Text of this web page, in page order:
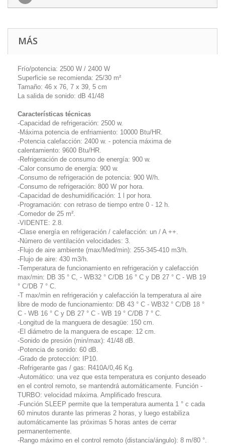
MÁS
Frío/potencia: 2500 W / 2400 W
Superficie se recomienda: 25/30 m²
Tamaño: 46 x 76, 7 x 39, 5 cm
La salida de sonido: dB 41/48
Características técnicas
-Capacidad de refrigeración: 2500 w.
-Máxima potencia de enfriamiento: 10000 Btu/HR.
-Potencia calefacción: 2400 w. - potencia máxima de
calentamiento: 9600 Btu/HR.
-Refrigeración de consumo de energía: 900 w.
-Calor consumo de energía: 900 w.
-Consumo de refrigeración de potencia: 900 W/h.
-Consumo de refrigeración: 800 W por hora.
-Capacidad de deshumidificación: 1 l por hora.
-Programación: con retraso de tiempo entre 0 - 12 h.
-Comedor de 25 m².
-VIDENTE: 2.8.
-Clase energía en refrigeración / calefacción: un / A ++.
-Número de ventilación velocidades: 3.
-Flujo de aire ambiente (max/Med/min): 255-345-410 m3/h.
-Flujo de aire: 430 m3/h.
-Temperatura de funcionamiento en refrigeración y calefacción
max/min: DB 35 ° C, - WB32 ° C/DB 16 ° C y DB 27 ° C - WB 19
° C/DB 7 ° C.
-T max/min en refrigeración y calefacción la temperatura al aire
libre de modo de funcionamiento: DB 43 ° C - WB32 ° C/DB 18 °
C - WB 16 ° C y DB 27 ° C - WB 19 ° C/DB 7 ° C.
-Longitud de la manguera de desagüe: 150 cm.
-El diámetro de la manguera de escape: 12 cm.
-Sonido de presión (min/max): 41/48 dB.
-Potencia de sonido: 60 dB.
-Grado de protección: IP10.
-Refrigerante gas / gas: R410A/0,46 Kg.
-Automático: una vez que esta temperatura es conjunto deseado
en el control remoto, se mantendrá automáticamente. Función -
TURBO: velocidad máxima. Amplificado frescura.
-Función SLEEP permite que la temperatura aumenta 1 ° c cada
60 minutos durante las primeras 2 horas, y luego estabiliza
automáticamente las próximas 5 horas antes de cerrar
permanentemente.
-Rango máximo en el control remoto (distancia/ángulo): 8 m/80 °.